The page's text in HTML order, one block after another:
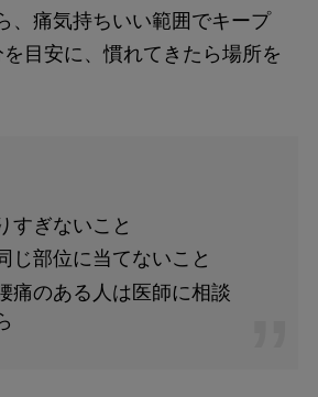
、痛気持ちいい範囲でキープ
目安に、慣れてきたら場所を
すぎないこと
じ部位に当てないこと
痛のある人は医師に相談